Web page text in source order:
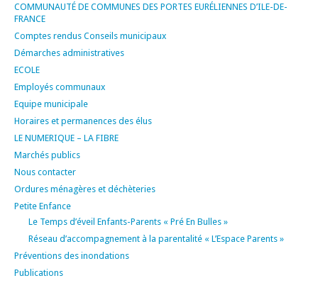
COMMUNAUTÉ DE COMMUNES DES PORTES EURÉLIENNES D’ILE-DE-
FRANCE
Comptes rendus Conseils municipaux
Démarches administratives
ECOLE
Employés communaux
Equipe municipale
Horaires et permanences des élus
LE NUMERIQUE – LA FIBRE
Marchés publics
Nous contacter
Ordures ménagères et déchèteries
Petite Enfance
Le Temps d’éveil Enfants-Parents « Pré En Bulles »
Réseau d’accompagnement à la parentalité « L’Espace Parents »
Préventions des inondations
Publications